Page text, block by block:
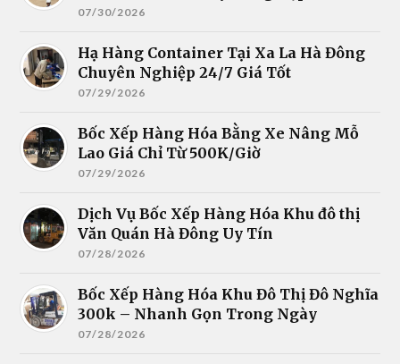
07/30/2026
Hạ Hàng Container Tại Xa La Hà Đông
Chuyên Nghiệp 24/7 Giá Tốt
07/29/2026
Bốc Xếp Hàng Hóa Bằng Xe Nâng Mỗ
Lao Giá Chỉ Từ 500K/Giờ
07/29/2026
Dịch Vụ Bốc Xếp Hàng Hóa Khu đô thị
Văn Quán Hà Đông Uy Tín
07/28/2026
Bốc Xếp Hàng Hóa Khu Đô Thị Đô Nghĩa
300k – Nhanh Gọn Trong Ngày
07/28/2026